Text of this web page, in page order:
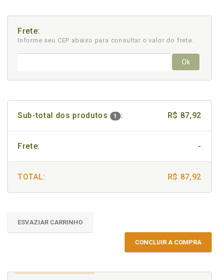
Frete:
Informe seu CEP abaixo para consultar o valor do frete.
Ok
Sub-total dos produtos 1 : R$ 87,92
Frete: -
TOTAL: R$ 87,92
ESVAZIAR CARRINHO
CONCLUIR A COMPRA